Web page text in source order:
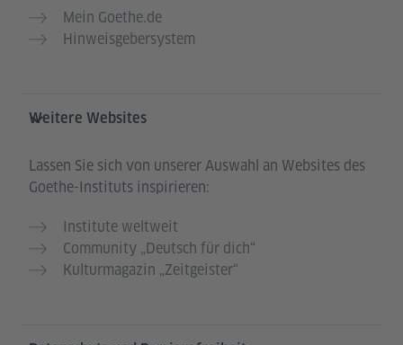
Mein Goethe.de
Hinweisgebersystem
Weitere Websites
Lassen Sie sich von unserer Auswahl an Websites des
Goethe-Instituts inspirieren:
Institute weltweit
Community „Deutsch für dich“
Kulturmagazin „Zeitgeister“